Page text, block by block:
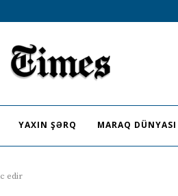
YAXIN ŞƏRQ MARAQ DÜNYASI
edir